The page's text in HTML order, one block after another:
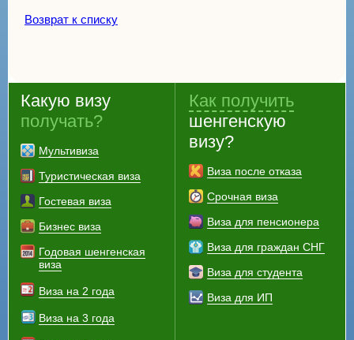
Возврат к списку
Какую визу
получать?
Мультивиза
Туристическая виза
Гостевая виза
Бизнес виза
Годовая шенгенская
виза
Виза на 2 года
Виза на 3 года
Как получить
шенгенскую
визу?
Виза после отказа
Срочная виза
Виза для пенсионера
Виза для граждан СНГ
Виза для студента
Виза для ИП